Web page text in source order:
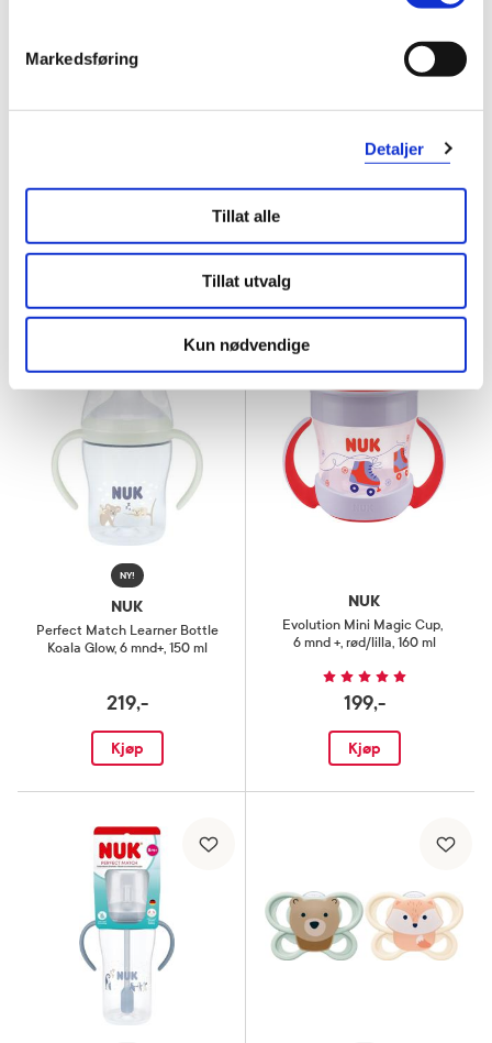
Markedsføring
Detaljer
Tillat alle
Tillat utvalg
Kun nødvendige
Evolution Trainer Cup
6 mnd +, blå, 230 ml
NY!
NUK
Perfect Match Learner Bottle
Koala Glow, 6 mnd+, 150 ml
219,-
Kjøp
NUK
Evolution Mini Magic Cup,
6 mnd +, rød/lilla, 160 ml
199,-
Kjøp